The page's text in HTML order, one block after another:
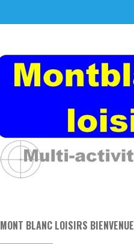
MONT BLANC LOISIRS BIENVENUE